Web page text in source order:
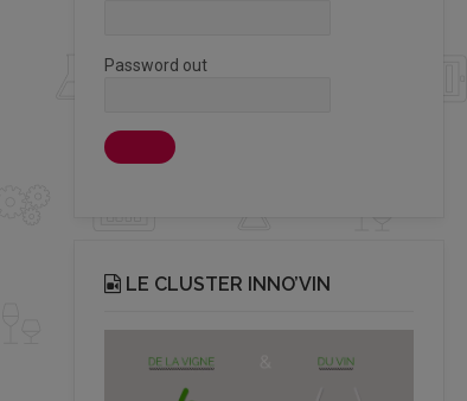
Password out
LE CLUSTER INNO’VIN